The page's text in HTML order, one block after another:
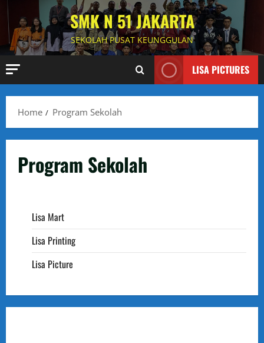
Skip
to
content
SMK N 51 JAKARTA
SEKOLAH PUSAT KEUNGGULAN
LISA PICTURES
Home Program Sekolah
Program Sekolah
Lisa Mart
Lisa Printing
Lisa Picture